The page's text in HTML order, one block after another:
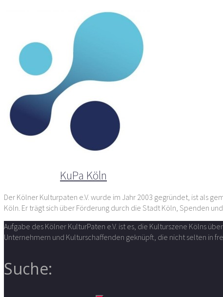
KuPa Köln
Der Kölner Kulturpaten e.V. wurde im Jahr 2003 gegründet, ist als
Köln. Er trägt sich über Förderung durch die Stadt Köln, Spenden
Aufgabe des Kölner KulturPaten e.V. ist es, die Kulturszene Kölns
Unternehmern und Kulturschaffenden geknüpft, die nicht selten in
Suche: